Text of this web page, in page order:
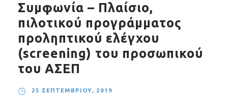
Συμφωνία – Πλαίσιο,
πιλοτικού προγράμματος
προληπτικού ελέγχου
(screening) του προσωπικού
του ΑΣΕΠ
25 ΣΕΠΤΕΜΒΡΊΟΥ, 2019